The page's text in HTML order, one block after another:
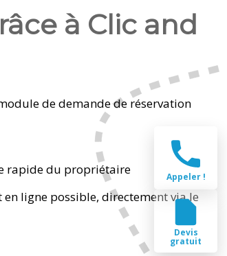
à Clic and
de demande de réservation
rapide du propriétaire
ligne possible, directement via le
Appeler !
Devis
gratuit